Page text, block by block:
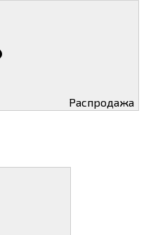
Распродажа